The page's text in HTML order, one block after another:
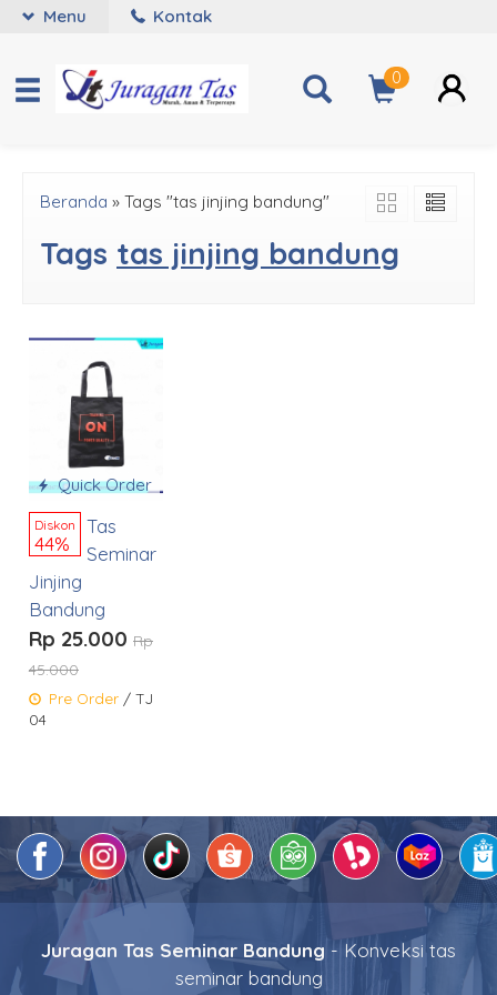
Menu Kontak
0
Beranda » Tags "tas jinjing bandung"
Tags tas jinjing bandung
Quick Order
Diskon
44%
Tas
Seminar
Jinjing
Bandung
Rp 25.000 Rp
45.000
Pre Order / TJ
04
Juragan Tas Seminar Bandung - Konveksi tas
seminar bandung